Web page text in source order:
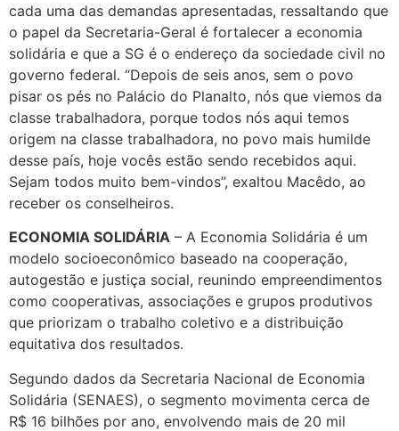
cada uma das demandas apresentadas, ressaltando que
o papel da Secretaria-Geral é fortalecer a economia
solidária e que a SG é o endereço da sociedade civil no
governo federal. “Depois de seis anos, sem o povo
pisar os pés no Palácio do Planalto, nós que viemos da
classe trabalhadora, porque todos nós aqui temos
origem na classe trabalhadora, no povo mais humilde
desse país, hoje vocês estão sendo recebidos aqui.
Sejam todos muito bem-vindos”, exaltou Macêdo, ao
receber os conselheiros.
ECONOMIA SOLIDÁRIA – A Economia Solidária é um
modelo socioeconômico baseado na cooperação,
autogestão e justiça social, reunindo empreendimentos
como cooperativas, associações e grupos produtivos
que priorizam o trabalho coletivo e a distribuição
equitativa dos resultados.
Segundo dados da Secretaria Nacional de Economia
Solidária (SENAES), o segmento movimenta cerca de
R$ 16 bilhões por ano, envolvendo mais de 20 mil